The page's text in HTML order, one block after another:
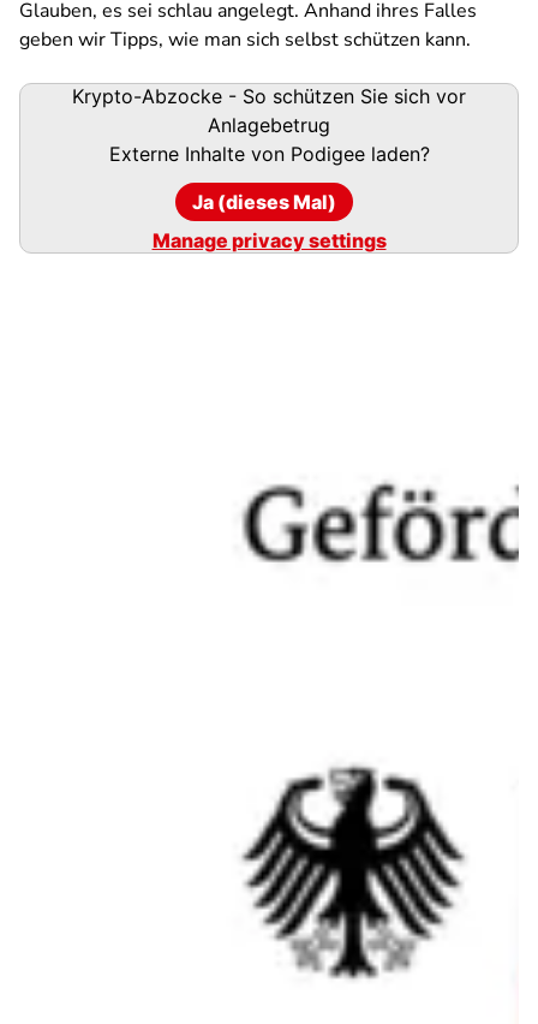
Glauben, es sei schlau angelegt. Anhand ihres Falles
geben wir Tipps, wie man sich selbst schützen kann.
Podigee-Krypto-Abzocke - So schützen Sie sich vor
Anlagebetrug
Externe Inhalte von Podigeeladen?
Ja (dieses Mal)
Manage privacy settings